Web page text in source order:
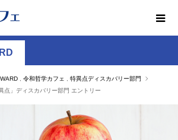
令和哲学カフェ
特異点ディスカバリー部門
点」ディスカバリー部門 エントリー